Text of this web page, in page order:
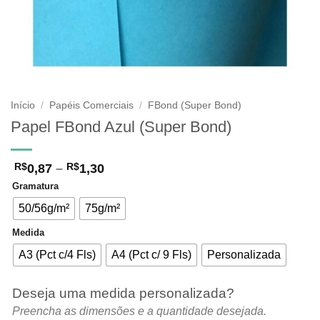
Início / Papéis Comerciais / FBond (Super Bond)
Papel FBond Azul (Super Bond)
R$0,87 – R$1,30Faixa
R$0,87
através
Gramatura
50/56g/m² 75g/m²
Medida
A3 (Pct c/4 Fls) A4 (Pct c/ 9 Fls) Personalizada
Deseja uma medida personalizada?
Preencha as dimensões e a quantidade desejada.